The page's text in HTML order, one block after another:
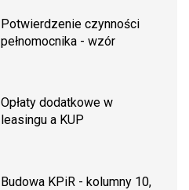
Potwierdzenie czynności
pełnomocnika - wzór
Opłaty dodatkowe w
leasingu a KUP
Budowa KPiR - kolumny 10,